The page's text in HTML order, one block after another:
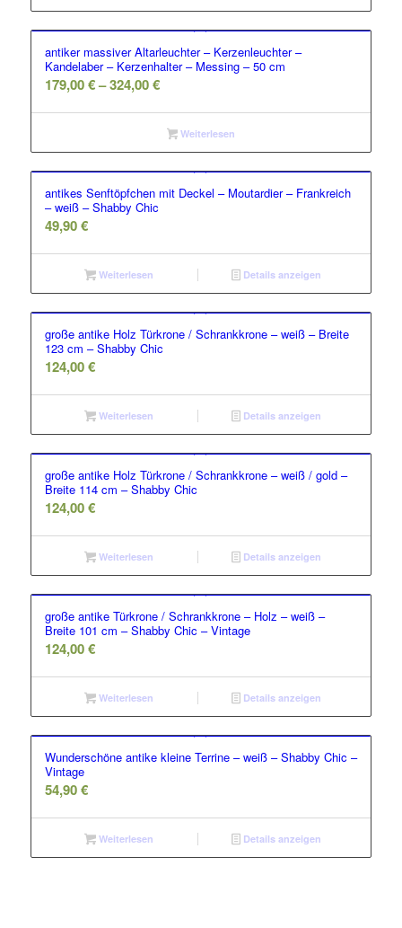
antiker massiver Altarleuchter – Kerzenleuchter –
Kandelaber – Kerzenhalter – Messing – 50 cm
179,00€–324,00€
Weiterlesen
antikes Senftöpfchen mit Deckel – Moutardier – Frankreich
– weiß – Shabby Chic
49,90€
Weiterlesen Details anzeigen
große antike Holz Türkrone / Schrankkrone – weiß – Breite
123 cm – Shabby Chic
124,00€
Weiterlesen Details anzeigen
große antike Holz Türkrone / Schrankkrone – weiß / gold –
Breite 114 cm – Shabby Chic
124,00€
Weiterlesen Details anzeigen
große antike Türkrone / Schrankkrone – Holz – weiß –
Breite 101 cm – Shabby Chic – Vintage
124,00€
Weiterlesen Details anzeigen
Wunderschöne antike kleine Terrine – weiß – Shabby Chic –
Vintage
54,90€
Weiterlesen Details anzeigen